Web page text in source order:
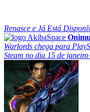
Renasce e Já Está
Warlords chega para
Steam no dia 15 de